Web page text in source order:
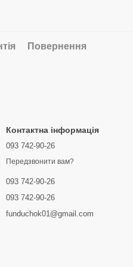
Повернення
Контактна інформація
093 742-90-26
Передзвонити вам?
093 742-90-26
093 742-90-26
funduchok01@gmail.com